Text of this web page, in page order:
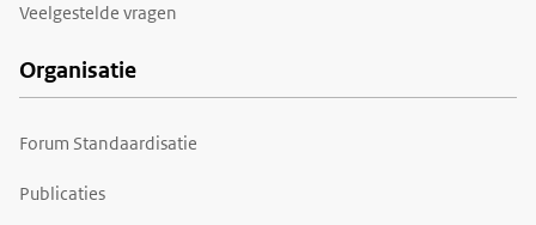
Veelgestelde vragen
Organisatie
Forum Standaardisatie
Publicaties